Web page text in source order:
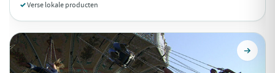
Verse lokale producten